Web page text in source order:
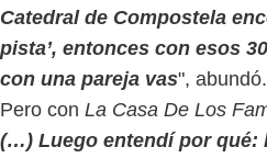
Catedral de Compostela
pista’, entonces con esos
con una pareja vas", abundó.
Pero con La Casa De Los
(…) Luego entendí por qué: